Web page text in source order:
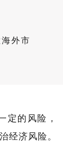
外市
定的风险，
经济风险。